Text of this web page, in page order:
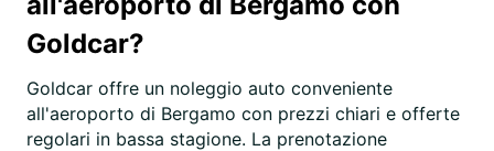
Goldcar?
Goldcar offre un noleggio auto conveniente
all'aeroporto di Bergamo con prezzi chiari e offerte
regolari in bassa stagione. La prenotazione